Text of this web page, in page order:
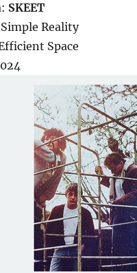
SKEET
Reality
Space